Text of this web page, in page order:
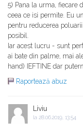
5) Pana la urma, fiecare
ceea ce isi permite. Eu
pentru reducerea
posibil.
Iar acest lucru - sunt
ai bate din palme, mai
hand) IEFTINE dar
Raportează abuz
Liviu
la 28.06.2019, 13:54